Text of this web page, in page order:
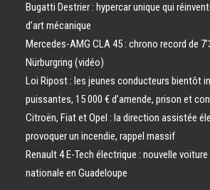
Bugatti Destrier : hypercar unique qui
d’art mécanique
Mercedes-AMG CLA 45 : chrono record de
Nürburgring (vidéo)
Loi Ripost : les jeunes conducteurs bientôt
puissantes, 15 000 € d’amende, prison et
Citroën, Fiat et Opel : la direction assistée
provoquer un incendie, rappel massif
Renault 4 E-Tech électrique : nouvelle voiture
nationale en Guadeloupe